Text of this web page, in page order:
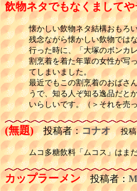
飲物ネタでもなくまして
懐かしい飲物ネタ結構おもろ
残念ながら懐かしい飲物では
行った時に、「大塚のボンカ
割烹着を着た年輩の女性が写
てしまいました。
最近でもこの割烹着のおばさ
うで、知る人ぞ知る逸品だと
いらしいです。（＞それを売
(無題) 投稿者：コナオ 投稿
ムコ多糖飲料「ムコス」はま
カップラーメン投稿者：